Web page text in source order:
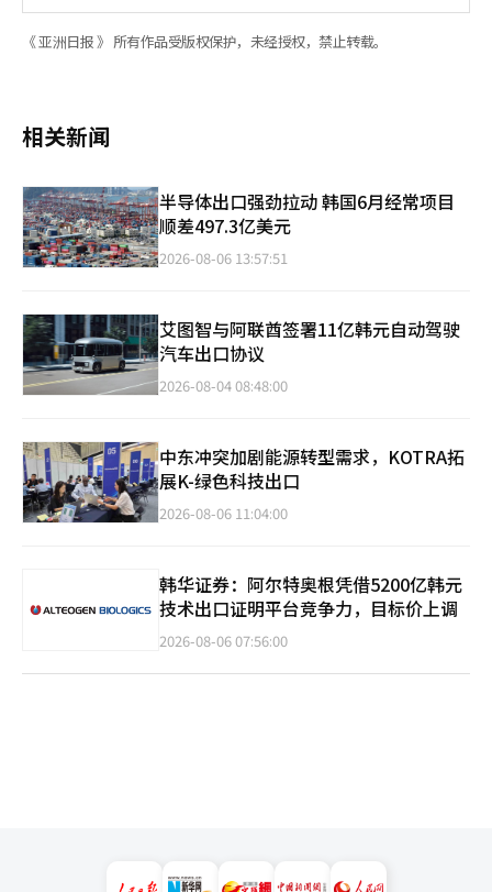
《 亚洲日报 》 所有作品受版权保护，未经授权，禁止转载。
相关新闻
半导体出口强劲拉动 韩国6月经常项目
顺差497.3亿美元
2026-08-06 13:57:51
艾图智与阿联酋签署11亿韩元自动驾驶
汽车出口协议
2026-08-04 08:48:00
中东冲突加剧能源转型需求，KOTRA拓
展K-绿色科技出口
2026-08-06 11:04:00
韩华证券：阿尔特奥根凭借5200亿韩元
技术出口证明平台竞争力，目标价上调
2026-08-06 07:56:00